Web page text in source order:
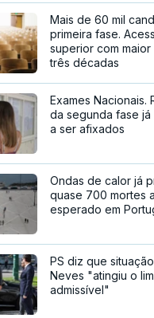
Mais de 60 mil
primeira fase.
superior com
três décadas
Exames Nacionais.
da segunda fase já
a ser afixados
Ondas de calor já
quase 700 mortes
esperado em
PS diz que
Neves "atingiu o
admissível"